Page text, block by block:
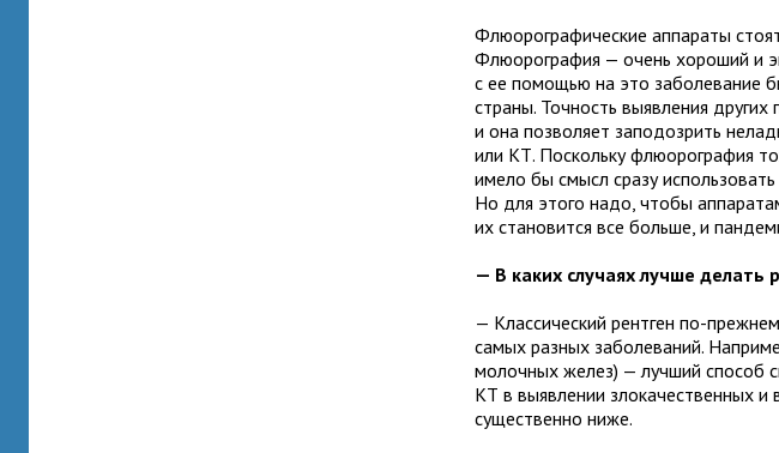
Флюорографические аппараты
Флюорография — очень хороший и
с ее помощью на это заболевание
страны. Точность выявления
и она позволяет заподозрить
или КТ. Поскольку флюорография
имело бы смысл сразу
Но для этого надо, чтобы
их становится все больше, и
— В каких случаях лучше делать
— Классический рентген по-
самых разных заболеваний.
молочных желез) — лучший способ
КТ в выявлении злокачественных и
существенно ниже.